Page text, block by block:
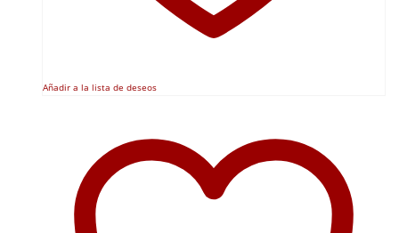
Añadir a la lista de deseos